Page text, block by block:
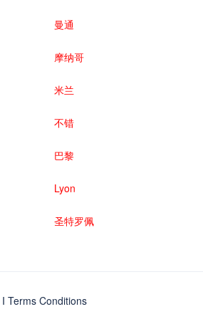
曼通
摩纳哥
米兰
不错
巴黎
Lyon
圣特罗佩
I Terms Conditions